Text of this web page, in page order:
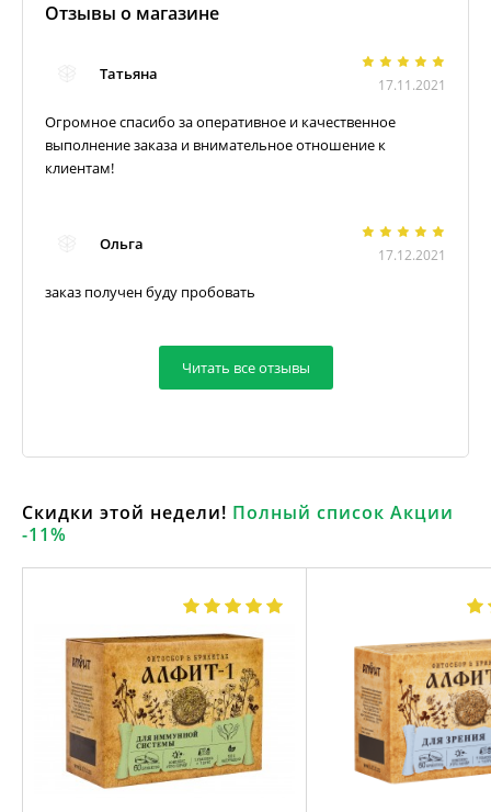
Отзывы о магазине
Татьяна
17.11.2021
Огромное спасибо за оперативное и качественное
выполнение заказа и внимательное отношение к
клиентам!
Ольга
17.12.2021
заказ получен буду пробовать
Читать все отзывы
Скидки этой недели! Полный список Акции
-11%